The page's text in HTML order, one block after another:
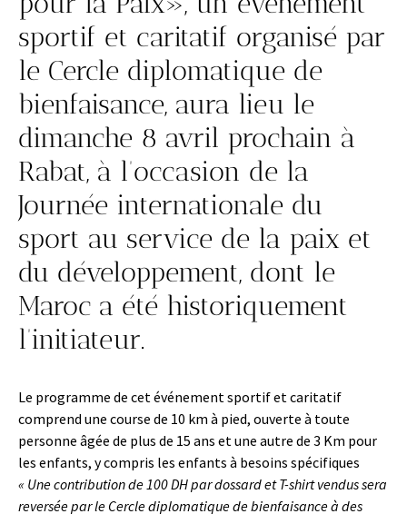
sportif et caritatif organisé par
le Cercle diplomatique de
bienfaisance, aura lieu le
dimanche 8 avril prochain à
Rabat, à l’occasion de la
Journée internationale du
sport au service de la paix et
du développement, dont le
Maroc a été historiquement
l’initiateur.
Le programme de cet événement sportif et caritatif
comprend une course de 10 km à pied, ouverte à toute
personne âgée de plus de 15 ans et une autre de 3 Km pour
les enfants, y compris les enfants à besoins spécifiques
« Une contribution de 100 DH par dossard et T-shirt vendus sera
reversée par le Cercle diplomatique de bienfaisance à des